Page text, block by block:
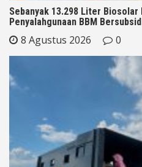
Sebanyak 13.298 Liter Biosolar
Penyalahgunaan BBM
8 Agustus 2026 0